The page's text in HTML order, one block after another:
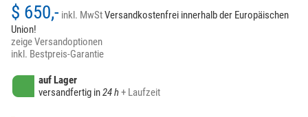
$ 650,- inkl. MwStVersandkostenfrei innerhalb der Europäischen
Union!
zeige Versandoptionen
inkl. Bestpreis-Garantie
auf Lager
versandfertig in24 h+ Laufzeit